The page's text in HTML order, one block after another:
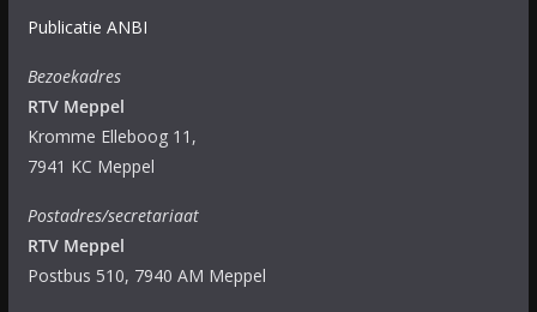
Publicatie ANBI
Bezoekadres
RTV Meppel
Kromme Elleboog 11,
7941 KC Meppel
Postadres/secretariaat
RTV Meppel
Postbus 510, 7940 AM Meppel